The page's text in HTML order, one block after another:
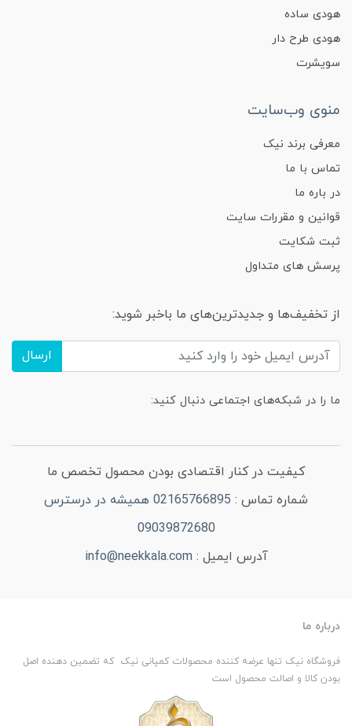
هودی ساده
هودی طرح دار
سویشرت
منوی وب‌سایت
معرفی برند نیک
تماس با ما
در باره ما
قوانین و مقررات سایت
ثبت شکایت
پرسش های متداول
از تخفیف‌ها و جدیدترین‌های ما باخبر شوید:
ارسال
ما را در شبکه‌های اجتماعی دنبال کنید:
کیفیت در کنار اقتصادی بودن محصول تخصص ما
شماره تماس :
02165766895 همیشه در درسترس
09039872680
آدرس ایمیل : info@neekkala.com
درباره ما
فروشگاه نیک تنها عرضه کننده محصولات کمپانی نیک که تضمین دهنده اصل
بودن کالا و اصالت محصول است